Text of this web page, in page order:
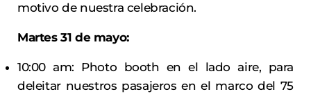
motivo de nuestra celebración.
Martes 31 de mayo:
10:00 am: Photo booth en el lado aire, para
deleitar nuestros pasajeros en el marco del 75